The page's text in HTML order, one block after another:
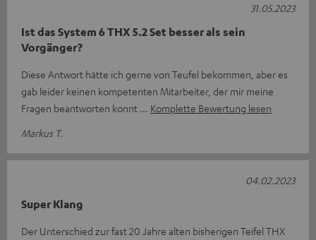
Ist das System 6 THX 5.2 Set besser als sein
Vorgänger?
Diese Antwort hätte ich gerne von Teufel bekommen, aber es
gab leider keinen kompetenten Mitarbeiter, der mir meine
Fragen beantworten konnt
Komplette Bewertung lesen
Markus T.
31.05.2023
Super Klang
Der Unterschied zur fast 20 Jahre alten bisherigen Teifel THX
04.02.2023